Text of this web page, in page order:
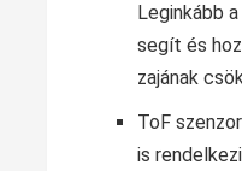
Leginkább
segít és
zajának
ToF
is